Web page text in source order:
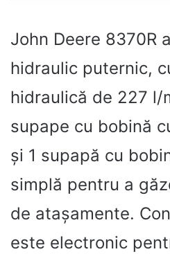
John Deere 8370R
hidraulic puternic,
hidraulică de 227 l/
supape cu bobină
și 1 supapă cu
simplă pentru a
de atașamente.
este electronic